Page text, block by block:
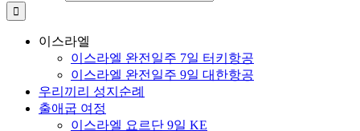
이스라엘
이스라엘 완전일주 7일 터키항공
이스라엘 완전일주 9일 대한항공
우리끼리 성지순례
출애굽 여정
이스라엘 요르단 9일 KE